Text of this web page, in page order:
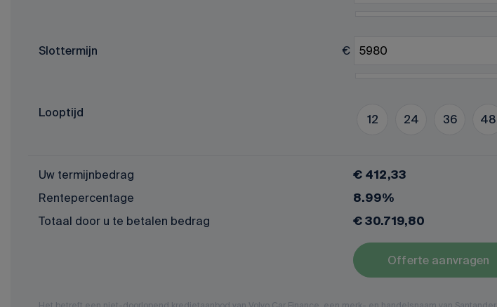
Slottermijn €
Looptijd
12 24 36 48
Uw termijnbedrag € 412,33
Rentepercentage 8.99%
Totaal door u te betalen bedrag € 30.719,80
Offerte aanvragen